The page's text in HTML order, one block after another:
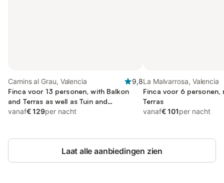
Camins al Grau, Valencia
9,8
Finca voor 13 personen, with Balkon
and Terras as well as Tuin and
Zwembad
vanaf€ 129per nacht
La Malvarrosa, Valencia
Finca voor 6 personen,
Terras
vanaf€ 101per nacht
Laat alle aanbiedingen zien